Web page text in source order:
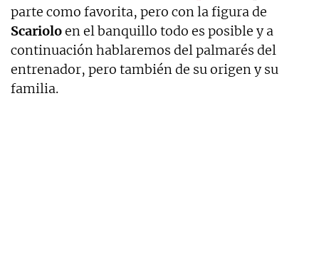
parte como favorita, pero con la figura de
Scarioloen el banquillo todo es posible y a
continuación hablaremos del palmarés del
entrenador, pero también de su origen y su
familia.